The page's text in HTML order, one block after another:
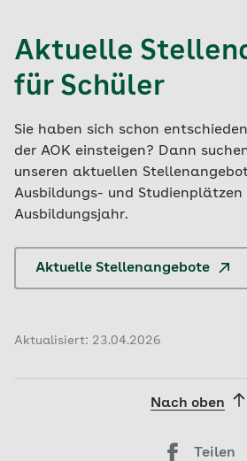
Aktuelle
für Schüler
Sie haben sich schon
der AOK einsteigen? Dann
unseren aktuellen
Ausbildungs- und Studienplätzen
Ausbildungsjahr.
Aktuelle Stellenangebote
Aktualisiert: 23.04.2026
Nach oben
Teilen